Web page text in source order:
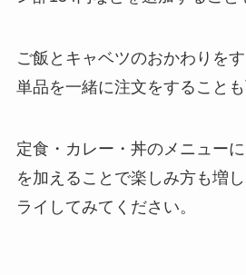
ご飯とキャベツのおかわりを
単品を一緒に注文をすることも
定食・カレー・丼のメニュー
を加えることで楽しみ方も増
ライしてみてください。